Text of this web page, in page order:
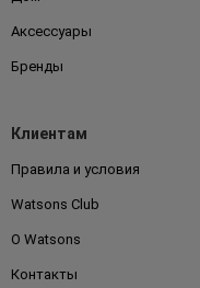
Аксессуары
Бренды
Клиентам
Правила и условия
Watsons Club
О Watsons
Контакты